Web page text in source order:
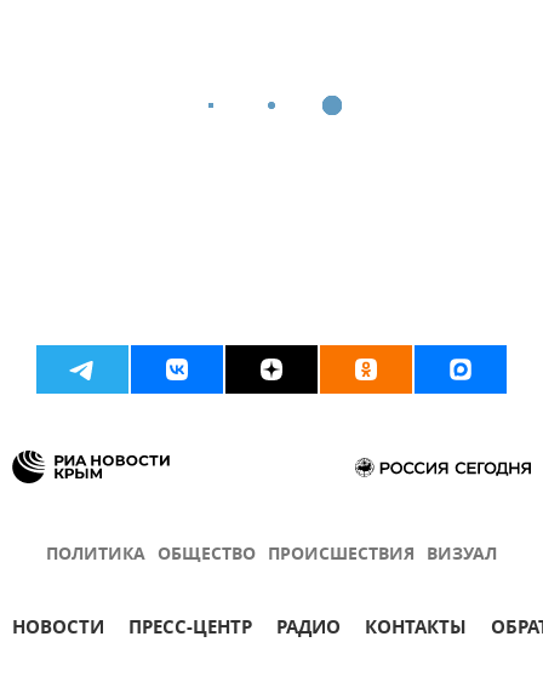
ПОЛИТИКА ОБЩЕСТВО ПРОИСШЕСТВИЯ ВИЗУАЛ
НОВОСТИ ПРЕСС-ЦЕНТР РАДИО КОНТАКТЫ